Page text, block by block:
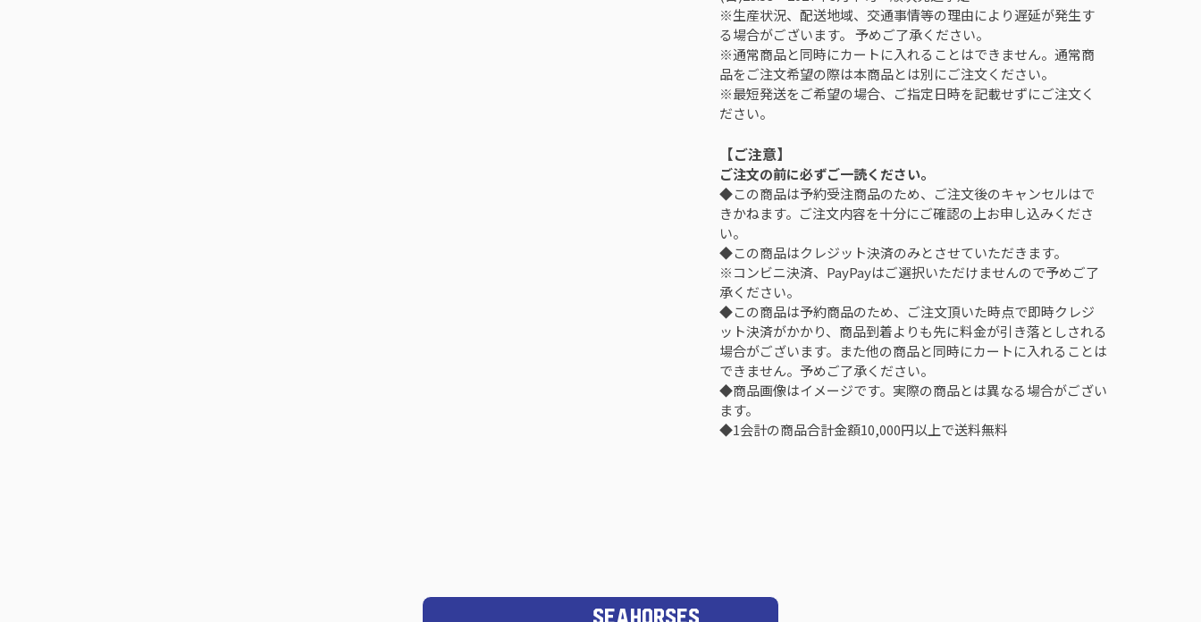
※生産状況、配送地域、交通事情等の理由により遅延が発生す
る場合がございます。 予めご了承ください。
※通常商品と同時にカートに入れることはできません。通常商
品をご注文希望の際は本商品とは別にご注文ください。
※最短発送をご希望の場合、ご指定日時を記載せずにご注文く
ださい。
【ご注意】
ご注文の前に必ずご一読ください。
◆この商品は予約受注商品のため、ご注文後のキャンセルはで
きかねます。ご注文内容を十分にご確認の上お申し込みくださ
い。
◆この商品はクレジット決済のみとさせていただきます。
※コンビニ決済、PayPayはご選択いただけませんので予めご了
承ください。
◆この商品は予約商品のため、ご注文頂いた時点で即時クレジ
ット決済がかかり、商品到着よりも先に料金が引き落としされる
場合がございます。また他の商品と同時にカートに入れることは
できません。予めご了承ください。
◆商品画像はイメージです。実際の商品とは異なる場合がござい
ます。
◆1会計の商品合計金額10,000円以上で送料無料
SEAHORSES